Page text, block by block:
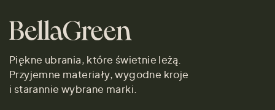
Piękne ubrania, które świetnie leżą.
Przyjemne materiały, wygodne kroje
i starannie wybrane marki.